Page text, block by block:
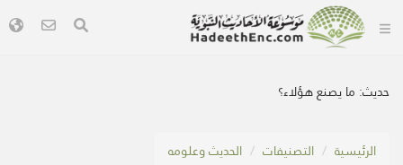
حديث: ما يصنع هؤلاء؟
الرئيسية التصنيفات الحديث وعلومه